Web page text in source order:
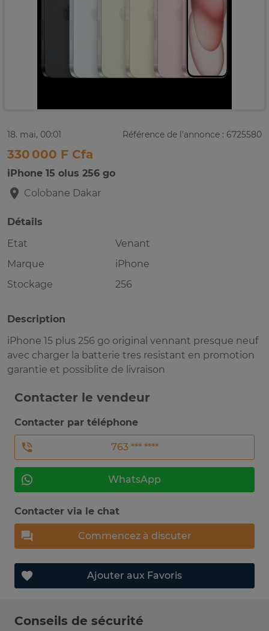
18. mai, 00:01 Référence de l'annonce : 6725580
330 000 F Cfa
iPhone 15 olus 256 go
Colobane Dakar
Détails
Etat
Venant
Marque
iPhone
Stockage
256
Description
iPhone 15 plus 256 go original vennant presque neuf
avec charger la batterie tres resistant en promotion
garantie et possiblite de livraison
Contacter le vendeur
Contacter par téléphone
763 *** ****
WhatsApp
Contacter via le chat
Commencez à discuter
Ajouter aux Favoris
Conseils de sécurité